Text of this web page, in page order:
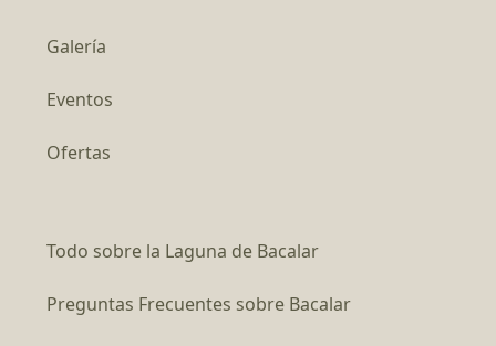
Galería
Eventos
Ofertas
Todo sobre la Laguna de Bacalar
Preguntas Frecuentes sobre Bacalar